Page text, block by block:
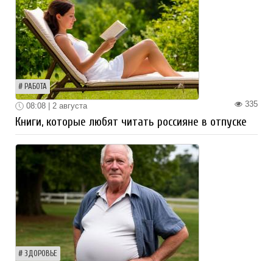
РАБОТА
335
08:08 | 2 августа
Книги, которые любят читать россияне в отпуске
ЗДОРОВЬЕ